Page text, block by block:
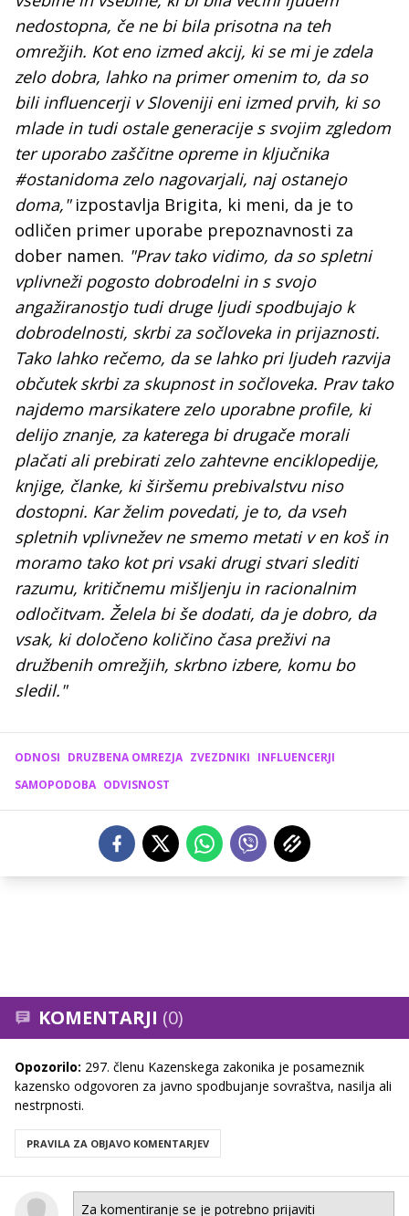
nedostopna, če ne bi bila prisotna na teh
omrežjih. Kot eno izmed akcij, ki se mi je zdela
zelo dobra, lahko na primer omenim to, da so
bili influencerji v Sloveniji eni izmed prvih, ki so
mlade in tudi ostale generacije s svojim zgledom
ter uporabo zaščitne opreme in ključnika
#ostanidoma zelo nagovarjali, naj ostanejo
doma,"izpostavlja Brigita, ki meni, da je to
odličen primer uporabe prepoznavnosti za
dober namen. "Prav tako vidimo, da so spletni
vplivneži pogosto dobrodelni in s svojo
angažiranostjo tudi druge ljudi spodbujajo k
dobrodelnosti, skrbi za sočloveka in prijaznosti.
Tako lahko rečemo, da se lahko pri ljudeh razvija
občutek skrbi za skupnost in sočloveka. Prav tako
najdemo marsikatere zelo uporabne profile, ki
delijo znanje, za katerega bi drugače morali
plačati ali prebirati zelo zahtevne enciklopedije,
knjige, članke, ki širšemu prebivalstvu niso
dostopni. Kar želim povedati, je to, da vseh
spletnih vplivnežev ne smemo metati v en koš in
moramo tako kot pri vsaki drugi stvari slediti
razumu, kritičnemu mišljenju in racionalnim
odločitvam. Želela bi še dodati, da je dobro, da
vsak, ki določeno količino časa preživi na
družbenih omrežjih, skrbno izbere, komu bo
sledil."
ODNOSI DRUZBENA OMREZJA ZVEZDNIKI INFLUENCERJI
SAMOPODOBA ODVISNOST
KOMENTARJI (0)
Opozorilo: 297. členu Kazenskega zakonika je posameznik
kazensko odgovoren za javno spodbujanje sovraštva, nasilja ali
nestrpnosti.
PRAVILA ZA OBJAVO KOMENTARJEV